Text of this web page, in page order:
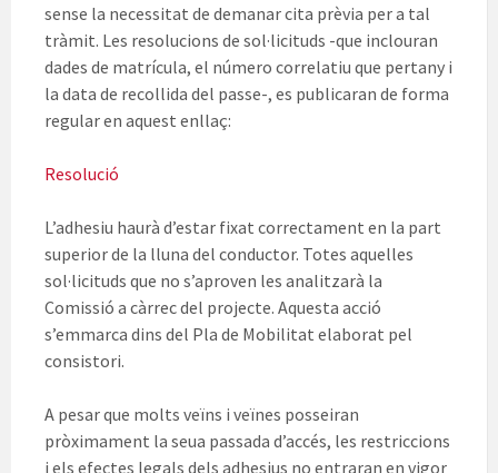
sense la necessitat de demanar cita prèvia per a tal
tràmit. Les resolucions de sol·licituds -que inclouran
dades de matrícula, el número correlatiu que pertany i
la data de recollida del passe-, es publicaran de forma
regular en aquest enllaç:
Resolució
L’adhesiu haurà d’estar fixat correctament en la part
superior de la lluna del conductor. Totes aquelles
sol·licituds que no s’aproven les analitzarà la
Comissió a càrrec del projecte. Aquesta acció
s’emmarca dins del Pla de Mobilitat elaborat pel
consistori.
A pesar que molts veïns i veïnes posseiran
pròximament la seua passada d’accés, les restriccions
i els efectes legals dels adhesius no entraran en vigor